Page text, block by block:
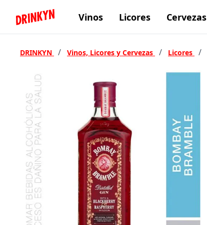
Inicio DrinkynVinos Licores Cervezas
DRINKYN / Vinos, Licores y Cervezas / Licores /